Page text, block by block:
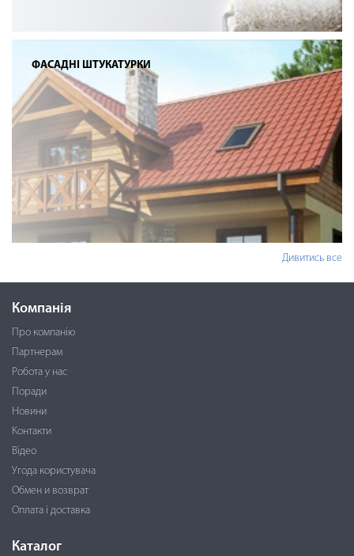
ФАСАДНІ ШТУКАТУРКИ
Дивитись все
Компанія
Про компанію
Партнерам
Робота у нас
Поради
Новини
Контакти
Відео
Угода користувача
Обмен и возврат
Оплата і доставка
Каталог